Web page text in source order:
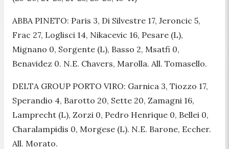
ABBA PINETO: Paris 3, Di Silvestre 17, Jeroncic 5,
Frac 27, Loglisci 14, Nikacevic 16, Pesare (L),
Mignano 0, Sorgente (L), Basso 2, Msatfi 0,
Benavidez 0. N.E. Chavers, Marolla. All. Tomasello.
DELTA GROUP PORTO VIRO: Garnica 3, Tiozzo 17,
Sperandio 4, Barotto 20, Sette 20, Zamagni 16,
Lamprecht (L), Zorzi 0, Pedro Henrique 0, Bellei 0,
Charalampidis 0, Morgese (L). N.E. Barone, Eccher.
All. Morato.